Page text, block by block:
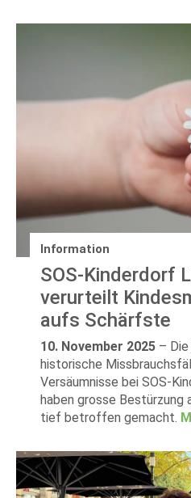
Information
SOS-Kinderdorf
verurteilt
aufs Schärfste
10. November 2025 –
historische
Versäumnisse bei SOS-
haben grosse Bestürzung
tief betroffen gemacht.